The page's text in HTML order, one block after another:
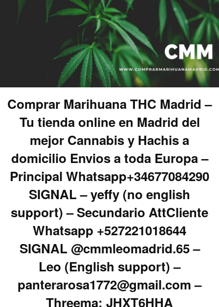
Comprar Marihuana THC Madrid –
Tu tienda online en Madrid del
mejor Cannabis y Hachis a
domicilio Envios a toda Europa –
Principal Whatsapp+34677084290
SIGNAL – yeffy (no english
support) – Secundario AttCliente
Whatsapp +527221018644
SIGNAL @cmmleomadrid.65 –
Leo (English support) –
panterarosa1772@gmail.com –
Threema: JHXT6HHA